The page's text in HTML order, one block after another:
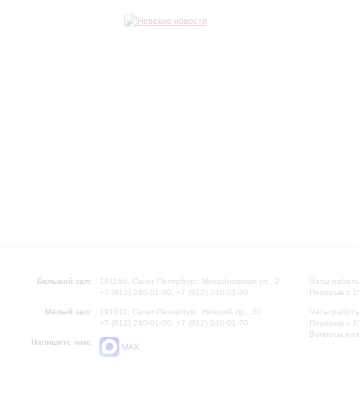
Большой зал:
191186, Санкт-Петербург, Михайловская ул., 2
+7 (812) 240-01-00, +7 (812) 240-01-80
Малый зал:
191011, Санкт-Петербург, Невский пр., 30
+7 (812) 240-01-00, +7 (812) 240-01-70
Напишите нам:
MAX
Часы
Перерыв с
Часы
Перерыв с
Вопросы